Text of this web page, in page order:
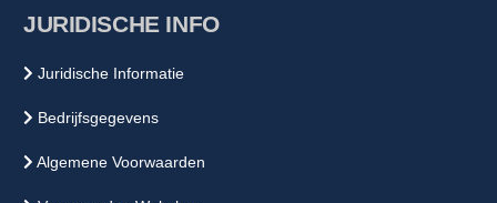
JURIDISCHE INFO
Juridische Informatie
Bedrijfsgegevens
Algemene Voorwaarden